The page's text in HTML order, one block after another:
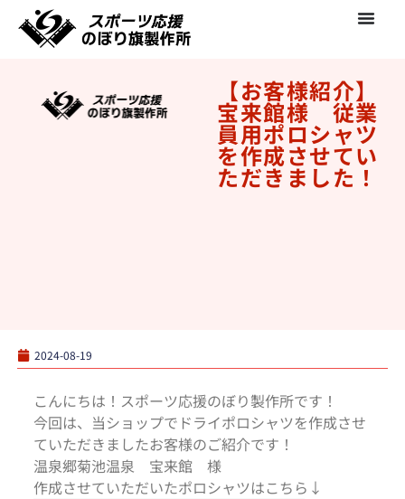
【お客様紹介】
宝来館様 従業
員用ポロシャツ
を作成させてい
ただきました！
2024-08-19
こんにちは！スポーツ応援のぼり製作所です！
今回は、当ショップでドライポロシャツを作成させ
ていただきましたお客様のご紹介です！
温泉郷菊池温泉 宝来館 様
作成させていただいたポロシャツはこちら↓